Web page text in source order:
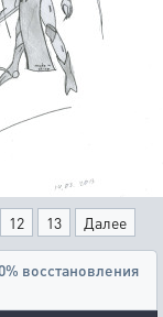
12 13 Далее
восстановления